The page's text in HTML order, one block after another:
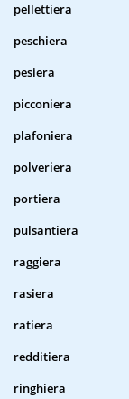
pellettiera
peschiera
pesiera
picconiera
plafoniera
polveriera
portiera
pulsantiera
raggiera
rasiera
ratiera
redditiera
ringhiera